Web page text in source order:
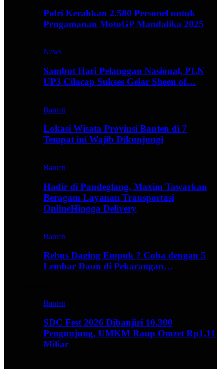
Polri Kerahkan 2.580 Personel untuk
Pengamanan MotoGP Mandalika 2025
News
Sambut Hari Pelanggan Nasional, PLN
UP3 Cilacap Sukses Gelar Sheen of…
Banten
Lokasi Wisata Provinsi Banten di 7
Tempat ini Wajib Dikunjungi
Banten
Hadir di Pandeglang, Maxim Tawarkan
Beragam Layanan Transportasi
OnlineHingga Delivery
Banten
Rebus Daging Empuk ? Coba dengan 5
Lembar Daun di Pekarangan…
Banten
SDC Fest 2026 Dibanjiri 10.300
Pengunjung, UMKM Raup Omzet Rp1,11
Miliar